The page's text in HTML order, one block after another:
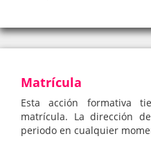
Matrícula
Esta acción formativa
matrícula. La dirección
periodo en cualquier